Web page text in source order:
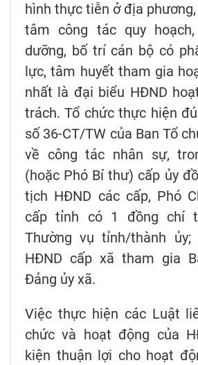
hình thực tiễn ở địa
tâm công tác quy
dưỡng, bố trí cán bộ có
lực, tâm huyết tham gia
nhất là đại biểu HĐND
trách. Tổ chức thực hiện
số 36-CT/TW của Ban Tổ
về công tác nhân sự,
(hoặc Phó Bí thư) cấp ủy
tịch HĐND các cấp, Phó
cấp tỉnh có 1 đồng chí
Thường vụ tỉnh/thành ủy;
HĐND cấp xã tham gia
Đảng ủy xã.
Việc thực hiện các Luật
chức và hoạt động của
kiện thuận lợi cho hoạt